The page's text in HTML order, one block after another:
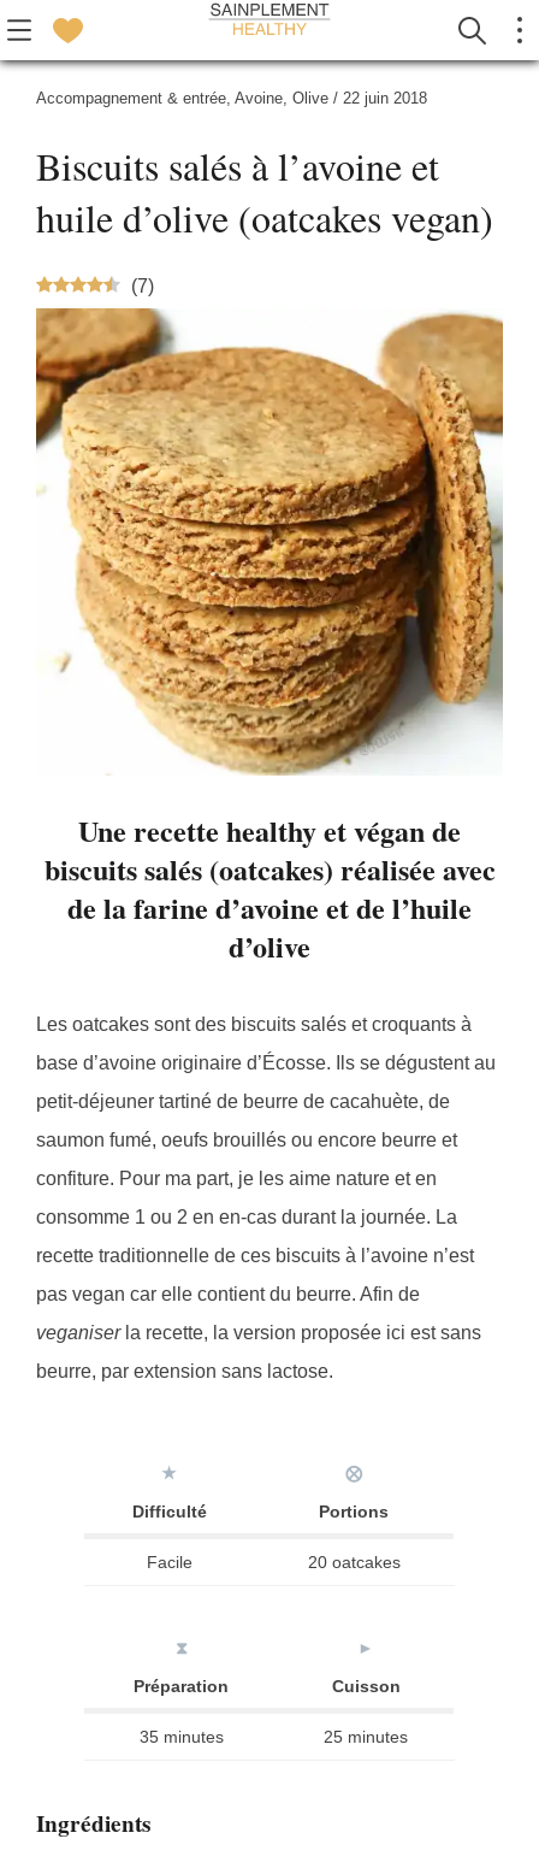
Accompagnement & entrée, Avoine, Olive / 22 juin 2018
Biscuits salés à l’avoine et
huile d’olive (oatcakes vegan)
(7)
Une recette healthy et végan de
biscuits salés (oatcakes) réalisée avec
de la farine d’avoine et de l’huile
d’olive
Les oatcakes sont des biscuits salés et croquants à
base d’avoine originaire d’Écosse. Ils se dégustent au
petit-déjeuner tartiné de beurre de cacahuète, de
saumon fumé, oeufs brouillés ou encore beurre et
confiture. Pour ma part, je les aime nature et en
consomme 1 ou 2 en en-cas durant la journée. La
recette traditionnelle de ces biscuits à l’avoine n’est
pas vegan car elle contient du beurre. Afin de
veganiserla recette, la version proposée ici est sans
beurre, par extension sans lactose.
★
Difficulté
⨂
Portions
Facile 20 oatcakes
⧗
Préparation
►
Cuisson
35 minutes 25 minutes
Ingrédients